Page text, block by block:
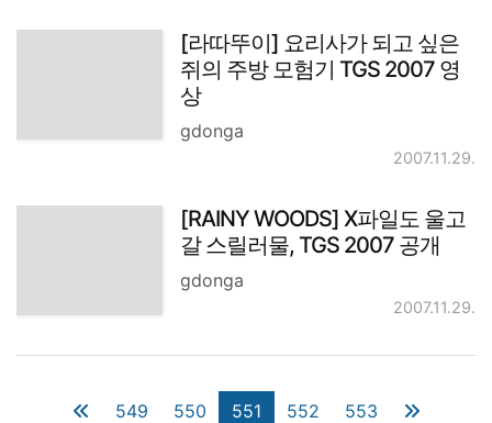
[라따뚜이] 요리사가 되고 싶은
쥐의 주방 모험기 TGS 2007 영
상
gdonga
2007.11.29.
[RAINY WOODS] X파일도 울고
갈 스릴러물, TGS 2007 공개
gdonga
2007.11.29.
549 550 551 552 553